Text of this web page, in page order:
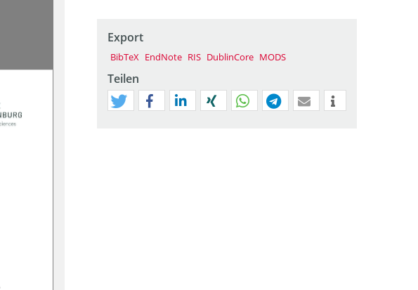
Export
BibTeX EndNote RIS DublinCore MODS
Teilen